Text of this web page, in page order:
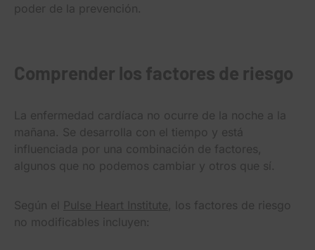
poder de la prevención.
Comprender los factores de riesgo
La enfermedad cardíaca no ocurre de la noche a la
mañana. Se desarrolla con el tiempo y está
influenciada por una combinación de factores,
algunos que no podemos cambiar y otros que sí.
Según el Pulse Heart Institute , los factores de riesgo
no modificables incluyen: